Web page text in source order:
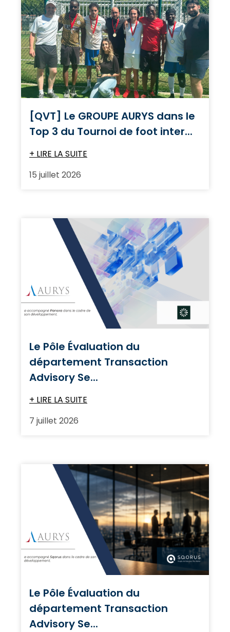
[QVT] Le GROUPE AURYS dans le
Top 3 du Tournoi de foot inter...
+ LIRE LA SUITE
15 juillet 2026
Le Pôle Évaluation du
département Transaction
Advisory Se...
+ LIRE LA SUITE
7 juillet 2026
Le Pôle Évaluation du
département Transaction
Advisory Se...